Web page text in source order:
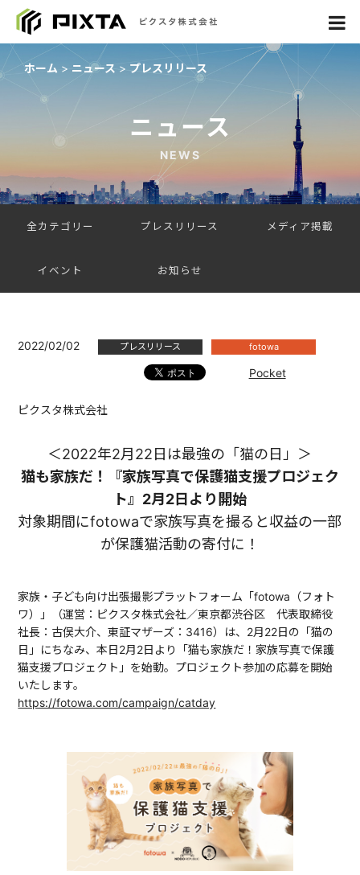
ホーム ニュース プレスリリース
ニュース
NEWS
全カテゴリー プレスリリース メディア掲載
イベント お知らせ
2022/02/02 プレスリリース fotowa
Pocket
ピクスタ株式会社
＜2022年2月22日は最強の「猫の日」＞
猫も家族だ！『家族写真で保護猫支援プロジェク
ト』2月2日より開始
対象期間にfotowaで家族写真を撮ると収益の一部
が保護猫活動の寄付に！
家族・子ども向け出張撮影プラットフォーム「fotowa（フォト
ワ）」（運営：ピクスタ株式会社／東京都渋谷区 代表取締役
社長：古俣大介、東証マザーズ：3416）は、2月22日の「猫の
日」にちなみ、本日2月2日より「猫も家族だ！家族写真で保護
猫支援プロジェクト」を始動。プロジェクト参加の応募を開始
いたします。
https://fotowa.com/campaign/catday